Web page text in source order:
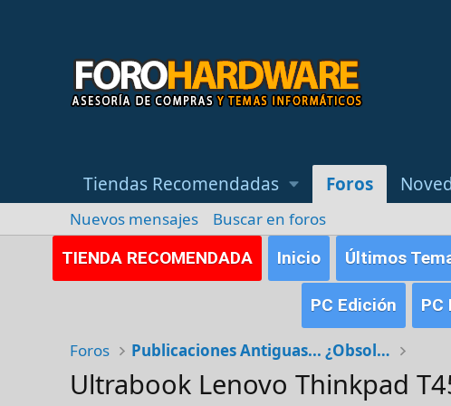
Tiendas Recomendadas Foros
Nuevos mensajes
Buscar en foros
TIENDA RECOMENDADA
Inicio Últimos
PC Edición PC
Foros Publicaciones Antiguas... ¿Obsoletas?
Ultrabook Lenovo Thinkpad